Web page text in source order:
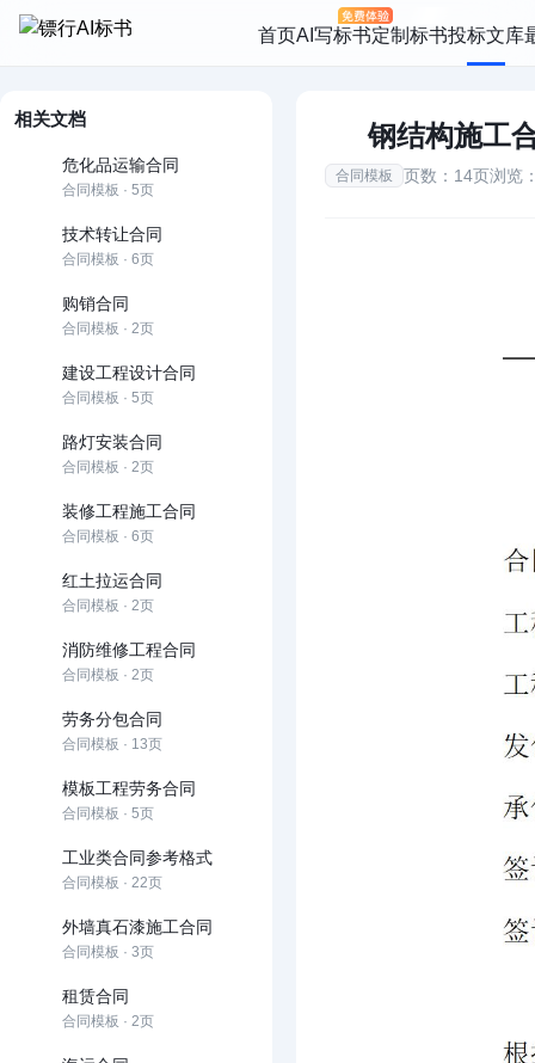
首页AI写标书定制标书投标文库
相关文档
危化品运输合同
合同模板 · 5页
技术转让合同
合同模板 · 6页
购销合同
合同模板 · 2页
建设工程设计合同
合同模板 · 5页
路灯安装合同
合同模板 · 2页
装修工程施工合同
合同模板 · 6页
红土拉运合同
合同模板 · 2页
消防维修工程合同
合同模板 · 2页
劳务分包合同
合同模板 · 13页
模板工程劳务合同
合同模板 · 5页
工业类合同参考格式
合同模板 · 22页
外墙真石漆施工合同
合同模板 · 3页
租赁合同
合同模板 · 2页
钢结构施工
合同模板 页数：14页浏览